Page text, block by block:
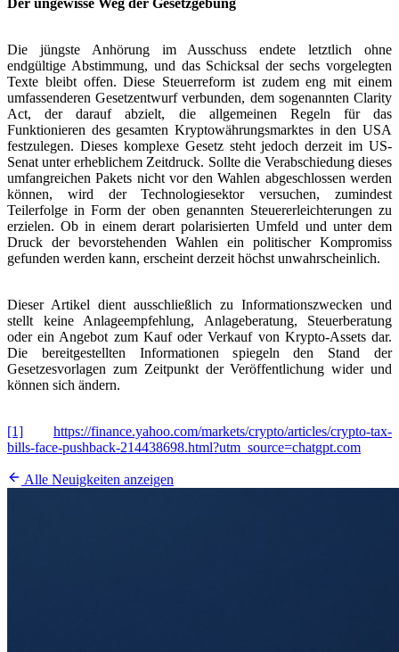
Die jüngste Anhörung im Ausschuss endete letztlich ohne
endgültige Abstimmung, und das Schicksal der sechs vorgelegten
Texte bleibt offen. Diese Steuerreform ist zudem eng mit einem
umfassenderen Gesetzentwurf verbunden, dem sogenannten Clarity
Act, der darauf abzielt, die allgemeinen Regeln für das
Funktionieren des gesamten Kryptowährungsmarktes in den USA
festzulegen. Dieses komplexe Gesetz steht jedoch derzeit im US-
Senat unter erheblichem Zeitdruck. Sollte die Verabschiedung dieses
umfangreichen Pakets nicht vor den Wahlen abgeschlossen werden
können, wird der Technologiesektor versuchen, zumindest
Teilerfolge in Form der oben genannten Steuererleichterungen zu
erzielen. Ob in einem derart polarisierten Umfeld und unter dem
Druck der bevorstehenden Wahlen ein politischer Kompromiss
gefunden werden kann, erscheint derzeit höchst unwahrscheinlich.
Dieser Artikel dient ausschließlich zu Informationszwecken und
stellt keine Anlageempfehlung, Anlageberatung, Steuerberatung
oder ein Angebot zum Kauf oder Verkauf von Krypto-Assets dar.
Die bereitgestellten Informationen spiegeln den Stand der
Gesetzesvorlagen zum Zeitpunkt der Veröffentlichung wider und
können sich ändern.
[1]
https://finance.yahoo.com/markets/crypto/articles/crypto-tax-
bills-face-pushback-214438698.html?utm_source=chatgpt.com
Alle Neuigkeiten anzeigen